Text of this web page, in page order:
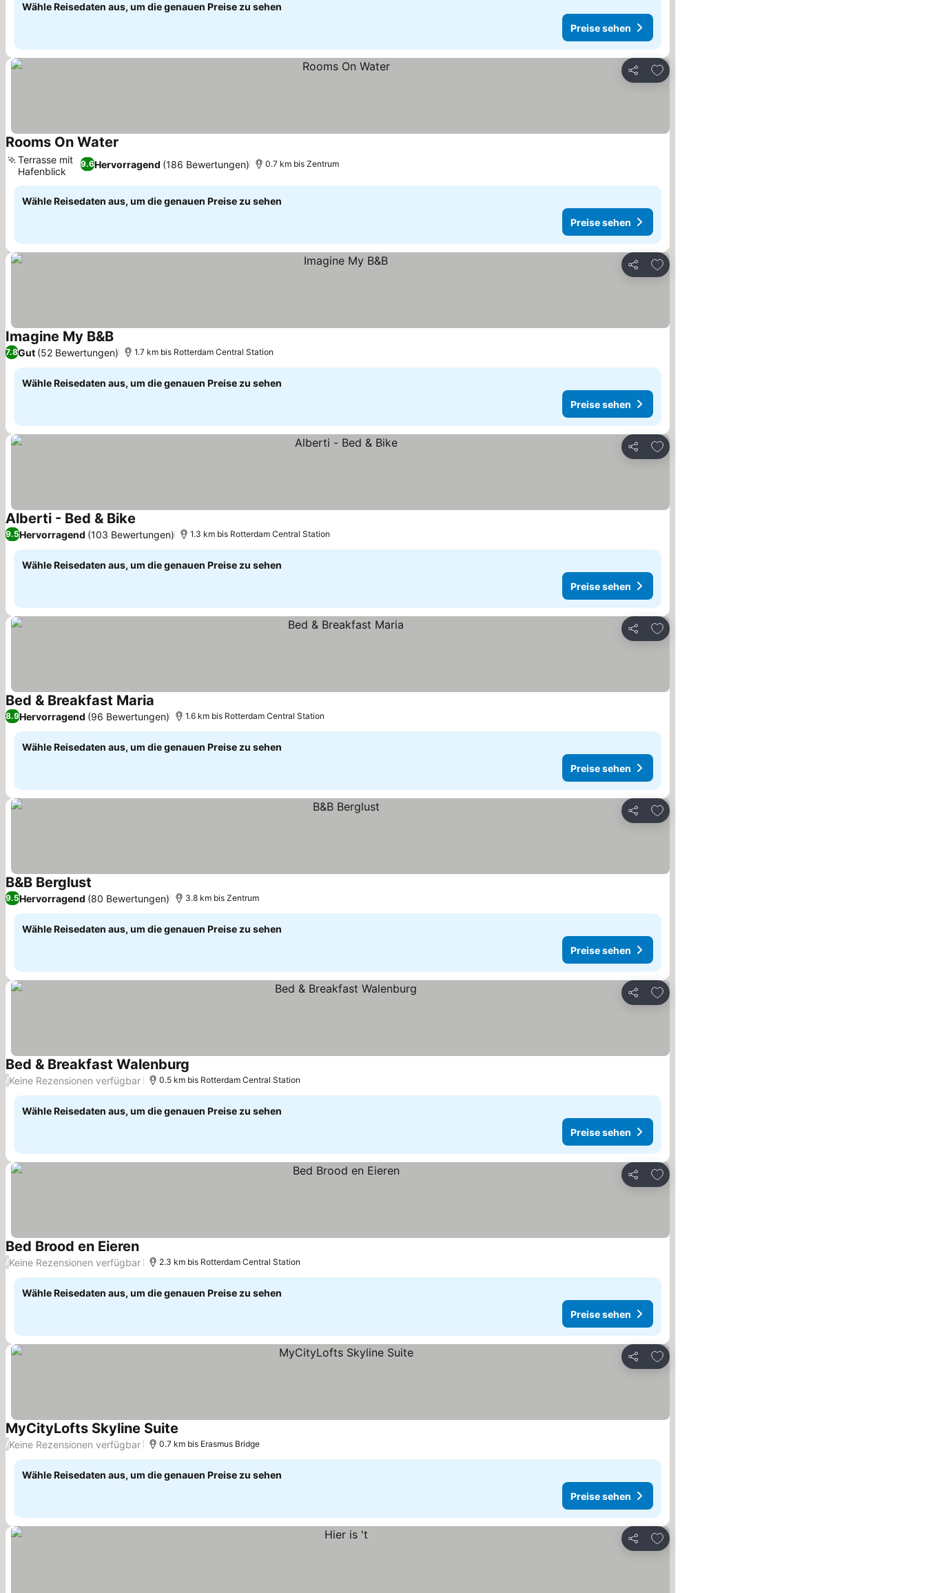
Wähle Reisedaten aus, um die genauen Preise zu sehen
Preise sehen
Teilen
Zu Favoriten hinzufügen
Rooms On Water
9.6Hervorragend (186 Bewertungen)
Terrasse mit
Hafenblick
0.7 km bis Zentrum
Wähle Reisedaten aus, um die genauen Preise zu sehen
Preise sehen
Teilen
Zu Favoriten hinzufügen
Imagine My B&BPreise sehen
7.8Gut (52 Bewertungen) 1.7 km bis Rotterdam Central Station
Wähle Reisedaten aus, um die genauen Preise zu sehen
Preise sehen
Teilen
Zu Favoriten hinzufügen
Alberti - Bed & Bike Preise sehen
9.5Hervorragend (103 Bewertungen) 1.3 km bis Rotterdam Central Station
Wähle Reisedaten aus, um die genauen Preise zu sehen
Preise sehen
Teilen
Zu Favoriten hinzufügen
Bed & Breakfast Maria Preise sehen
8.9Hervorragend (96 Bewertungen) 1.6 km bis Rotterdam Central Station
Wähle Reisedaten aus, um die genauen Preise zu sehen
Preise sehen
Teilen
Zu Favoriten hinzufügen
B&B Berglust
9.5Hervorragend (80 Bewertungen) 3.8 km bis Zentrum
Wähle Reisedaten aus, um die genauen Preise zu sehen
Preise sehen
Teilen
Zu Favoriten hinzufügen
Bed & Breakfast Walenburg
/Keine Rezensionen verfügbar 0.5 km bis Rotterdam Central Station
Wähle Reisedaten aus, um die genauen Preise zu sehen
Preise sehen
Teilen
Zu Favoriten hinzufügen
Bed Brood en EierenPreise sehen
/Keine Rezensionen verfügbar 2.3 km bis Rotterdam Central Station
Wähle Reisedaten aus, um die genauen Preise zu sehen
Preise sehen
Teilen
Zu Favoriten hinzufügen
MyCityLofts Skyline Suite
/Keine Rezensionen verfügbar 0.7 km bis Erasmus Bridge
Wähle Reisedaten aus, um die genauen Preise zu sehen
Preise sehen
Teilen
Zu Favoriten hinzufügen